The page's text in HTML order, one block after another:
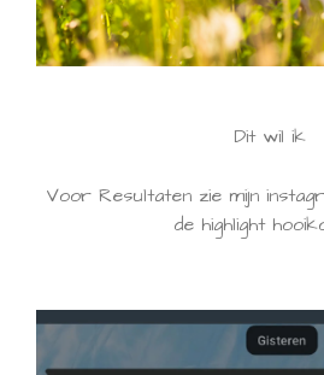
Dit wil ik
Voor Resultaten zie mijn
de highlight